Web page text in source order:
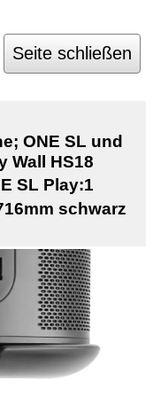
Seite schließen
ONE SL und
Wall HS18
SL Play:1
schwarz